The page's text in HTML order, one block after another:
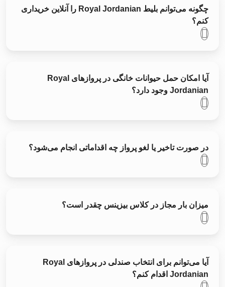
چگونه می‌توانم بلیط Royal Jordanian را آنلاین خریداری
کنم؟
آیا امکان حمل حیوانات خانگی در پروازهای Royal
Jordanian وجود دارد؟
در صورت تاخیر یا لغو پرواز چه اقداماتی انجام می‌شود؟
میزان بار مجاز در کلاس بیزینس چقدر است؟
آیا می‌توانم برای انتخاب صندلی در پروازهای Royal
Jordanian اقدام کنم؟